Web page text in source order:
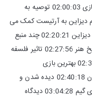
در بازی سازی 01:56:16 صداقت در بازی سازی 02:00:03 توصیه به
گیم 02:11:21 دانش گیم دیزاین به آرتیست کمک می
کند؟ 02:14:31 فصل مشترک معماری با لول دیزاین 02:20:21 چند منبع
معماری برای لول دیزاین 02:23:54 تاثیر تاریخ هنر 02:27:56 تاثیر فلسفه
هنر 02:29:33 هم تیمی خوب کیست؟ 02:33:25 بهترین بازی
جهان 02:34:31 لازمه‌ی رشد بازی سازی ایران 02:40:18 دیده شدن و
توانمندی 02:52:13 خلاقیت 03:00:43 ایندی گیم 03:04:28 دیدگاه